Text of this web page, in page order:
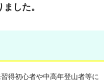
した。
得初心者や中高年登山者等に